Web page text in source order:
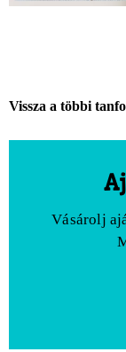
Vissza a többi
Vásárolj